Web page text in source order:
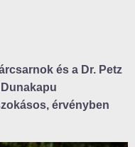
és a Dr. Petz
érvényben